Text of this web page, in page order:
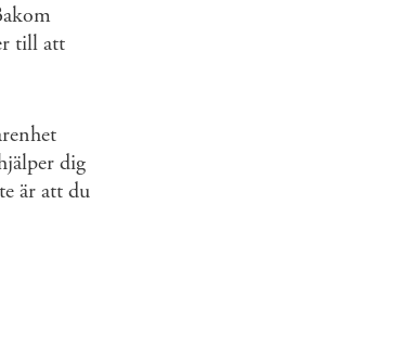
till att
dig
är att du